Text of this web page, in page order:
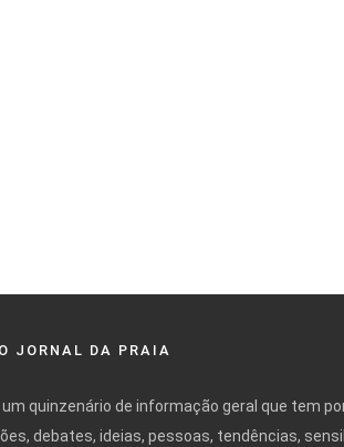
JORNAL DA PRAIA
um quinzenário de informação geral que tem
debates, ideias, pessoas, tendências,